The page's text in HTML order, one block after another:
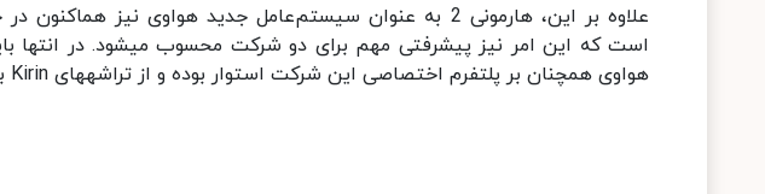
هواوی همچنان بر پلتفرم اختصاصی این شرکت استوار بوده و از تراشه‎های Kirin بهره می‌‌برند.